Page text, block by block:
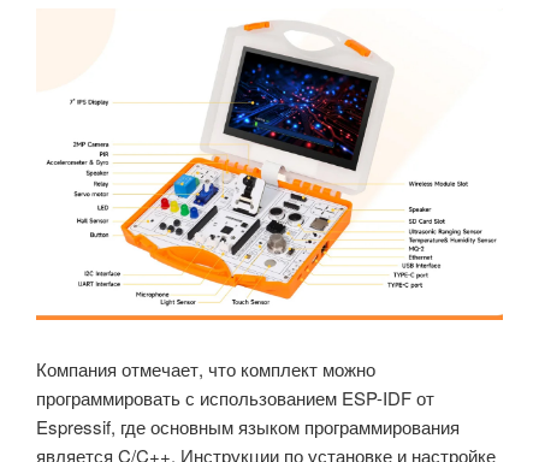
Компания отмечает, что комплект можно
программировать с использованием ESP-IDF от
Espressif, где основным языком программирования
является C/C++. Инструкции по установке и настройке